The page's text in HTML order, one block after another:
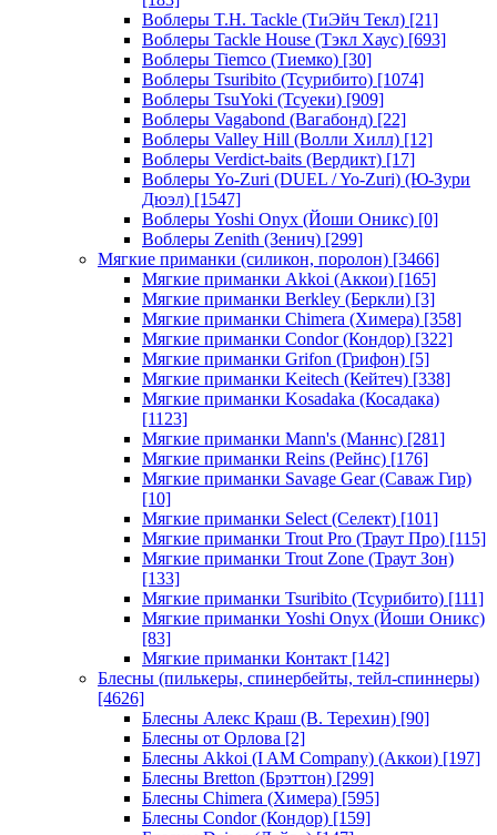
Воблеры T.H. Tackle (ТиЭйч Текл) [21]
Воблеры Tackle House (Тэкл Хаус) [693]
Воблеры Tiemco (Тиемко) [30]
Воблеры Tsuribito (Тсурибито) [1074]
Воблеры TsuYoki (Тсуеки) [909]
Воблеры Vagabond (Вагабонд) [22]
Воблеры Valley Hill (Волли Хилл) [12]
Воблеры Verdict-baits (Вердикт) [17]
Воблеры Yo-Zuri (DUEL / Yo-Zuri) (Ю-Зури
Дюэл) [1547]
Воблеры Yoshi Onyx (Йоши Оникс) [0]
Воблеры Zenith (Зенич) [299]
Мягкие приманки (силикон, поролон) [3466]
Мягкие приманки Akkoi (Аккои) [165]
Мягкие приманки Berkley (Беркли) [3]
Мягкие приманки Chimera (Химера) [358]
Мягкие приманки Condor (Кондор) [322]
Мягкие приманки Grifon (Грифон) [5]
Мягкие приманки Keitech (Кейтеч) [338]
Мягкие приманки Kosadaka (Косадака)
[1123]
Мягкие приманки Mann's (Маннс) [281]
Мягкие приманки Reins (Рейнс) [176]
Мягкие приманки Savage Gear (Саваж Гир)
[10]
Мягкие приманки Select (Селект) [101]
Мягкие приманки Trout Pro (Траут Про) [115]
Мягкие приманки Trout Zone (Траут Зон)
[133]
Мягкие приманки Tsuribito (Тсурибито) [111]
Мягкие приманки Yoshi Onyx (Йоши Оникс)
[83]
Мягкие приманки Контакт [142]
Блесны (пилькеры, спинербейты, тейл-спиннеры)
[4626]
Блесны Алекс Краш (В. Терехин) [90]
Блесны от Орлова [2]
Блесны Akkoi (I AM Company) (Аккои) [197]
Блесны Bretton (Брэттон) [299]
Блесны Chimera (Химера) [595]
Блесны Condor (Кондор) [159]